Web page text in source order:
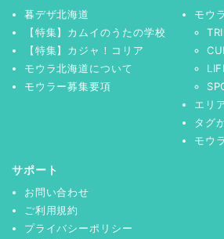
暮デザ北海道
【特集】カムイのうたの学校
【特集】カジャ！コリア
モウラ北海道について
モウラー募集要項
モウ
エリ
タグ
モウ
サポート
お問い合わせ
ご利用規約
プライバシーポリシー